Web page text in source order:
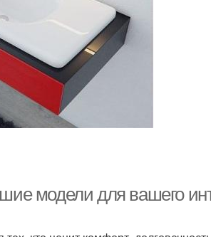
модели для вашего